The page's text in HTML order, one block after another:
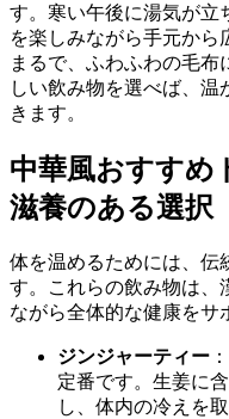
す。寒い午後に湯気が立
を楽しみながら手元から
まるで、ふわふわの毛
しい飲み物を選べば、
きます。
中華風おすすめ
滋養のある選択
体を温めるためには、伝
す。これらの飲み物は、
ながら全体的な健康をサ
ジンジャーティー
定番です。生姜に
し、体内の冷えを